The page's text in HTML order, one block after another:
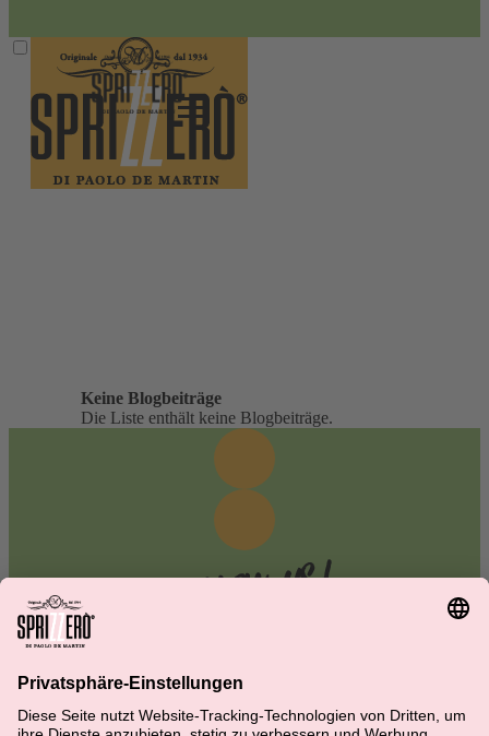
Keine Blogbeiträge
Die Liste enthält keine Blogbeiträge.